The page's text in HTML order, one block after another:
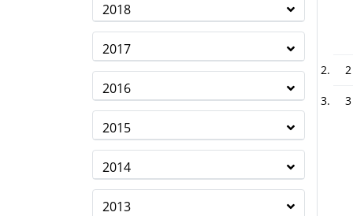
2018
2017
2016
2015
2014
2013
2
3